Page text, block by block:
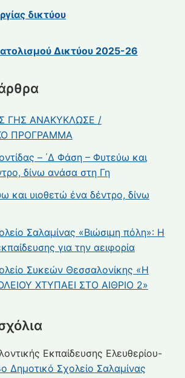
δικτύου
Δικτύου 2025-26
ΓΗΣ ΑΝΑΚΥΚΛΩΣΕ /
ΠΡΟΓΡΑΜΜΑ
– ΄Δ Φάση – Φυτεύω και
δίνω ανάσα στη Γη
και υιοθετώ ένα δέντρο, δίνω
Σαλαμίνας «Βιώσιμη πόλη»: Η
για την αειφορία
Συκεών Θεσσαλονίκης «Η
ΧΤΥΠΑΕΙ ΣΤΟ ΑΙΘΡΙΟ 2»
Εκπαίδευσης Ελευθερίου-
Δημοτικό Σχολείο Σαλαμίνας